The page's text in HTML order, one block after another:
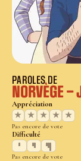
PAROLES DE
NORVÈGE –
Appréciation
★
★ ★ ★ ★
Pas encore de vote
Difficulté
Pas encore de vote